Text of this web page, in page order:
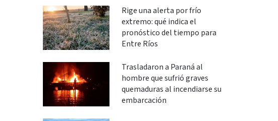
Rige una alerta por frío
extremo: qué indica el
pronóstico del tiempo para
Entre Ríos
Trasladaron a Paraná al
hombre que sufrió graves
quemaduras al incendiarse su
embarcación